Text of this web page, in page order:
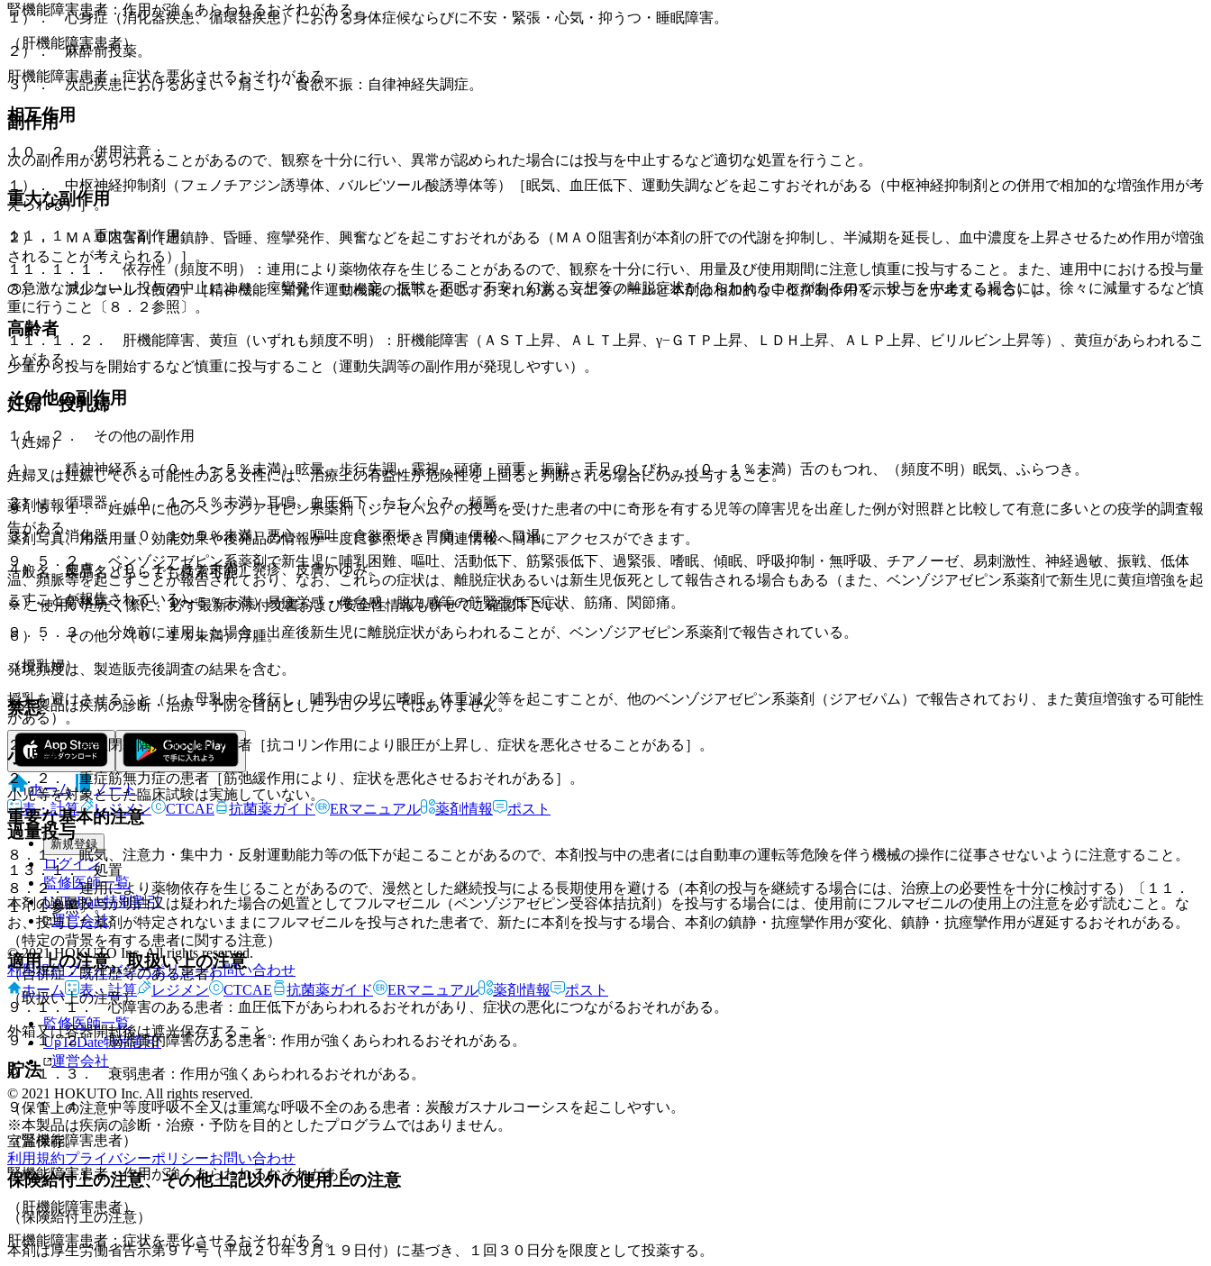
腎機能障害患者：作用が強くあらわれるおそれがある。
（肝機能障害患者）
肝機能障害患者：症状を悪化させるおそれがある。
相互作用
１０．２． 併用注意：
１）． 中枢神経抑制剤（フェノチアジン誘導体、バルビツール酸誘導体等）［眠気、血圧低下、運動失調などを起こすおそれがある（中枢神経抑制剤との併用で相加的な増強作用が考
えられる）］。
２）． ＭＡＯ阻害剤［過鎮静、昏睡、痙攣発作、興奮などを起こすおそれがある（ＭＡＯ阻害剤が本剤の肝での代謝を抑制し、半減期を延長し、血中濃度を上昇させるため作用が増強
されることが考えられる）］。
３）． アルコール（飲酒）［精神機能・知覚・運動機能の低下を起こすおそれがある（エタノールと本剤は相加的な中枢抑制作用を示すことが考えられる）］。
高齢者
少量から投与を開始するなど慎重に投与すること（運動失調等の副作用が発現しやすい）。
妊婦・授乳婦
（妊婦）
妊婦又は妊娠している可能性のある女性には、治療上の有益性が危険性を上回ると判断される場合にのみ投与すること。
９．５．１． 妊娠中に他のベンゾジアゼピン系薬剤（ジアゼパム）の投与を受けた患者の中に奇形を有する児等の障害児を出産した例が対照群と比較して有意に多いとの疫学的調査報
告がある。
９．５．２． ベンゾジアゼピン系薬剤で新生児に哺乳困難、嘔吐、活動低下、筋緊張低下、過緊張、嗜眠、傾眠、呼吸抑制・無呼吸、チアノーゼ、易刺激性、神経過敏、振戦、低体
温、頻脈等を起こすことが報告されており、なお、これらの症状は、離脱症状あるいは新生児仮死として報告される場合もある（また、ベンゾジアゼピン系薬剤で新生児に黄疸増強を起
こすことが報告されている）。
９．５．３． 分娩前に連用した場合、出産後新生児に離脱症状があらわれることが、ベンゾジアゼピン系薬剤で報告されている。
（授乳婦）
授乳を避けさせること（ヒト母乳中へ移行し、哺乳中の児に嗜眠、体重減少等を起こすことが、他のベンゾジアゼピン系薬剤（ジアゼパム）で報告されており、また黄疸増強する可能性
がある）。
小児等
小児等を対象とした臨床試験は実施していない。
過量投与
１３．１． 処置
本剤の過量投与が明白又は疑われた場合の処置としてフルマゼニル（ベンゾジアゼピン受容体拮抗剤）を投与する場合には、使用前にフルマゼニルの使用上の注意を必ず読むこと。な
お、投与した薬剤が特定されないままにフルマゼニルを投与された患者で、新たに本剤を投与する場合、本剤の鎮静・抗痙攣作用が変化、鎮静・抗痙攣作用が遅延するおそれがある。
適用上の注意、取扱い上の注意
（取扱い上の注意）
外箱又は容器開封後は遮光保存すること。
貯法
（保管上の注意）
室温保存。
保険給付上の注意、その他上記以外の使用上の注意
（保険給付上の注意）
本剤は厚生労働省告示第９７号（平成２０年３月１９日付）に基づき、１回３０日分を限度として投薬する。
１）． 心身症（消化器疾患、循環器疾患）における身体症候ならびに不安・緊張・心気・抑うつ・睡眠障害。
２）． 麻酔前投薬。
３）． 次記疾患におけるめまい・肩こり・食欲不振：自律神経失調症。
副作用
次の副作用があらわれることがあるので、観察を十分に行い、異常が認められた場合には投与を中止するなど適切な処置を行うこと。
重大な副作用
１１．１． 重大な副作用
１１．１．１． 依存性（頻度不明）：連用により薬物依存を生じることがあるので、観察を十分に行い、用量及び使用期間に注意し慎重に投与すること。また、連用中における投与量
の急激な減少ないし投与の中止により、痙攣発作、せん妄、振戦、不眠、不安、幻覚、妄想等の離脱症状があらわれることがあるので、投与を中止する場合には、徐々に減量するなど慎
重に行うこと〔８．２参照〕。
１１．１．２． 肝機能障害、黄疸（いずれも頻度不明）：肝機能障害（ＡＳＴ上昇、ＡＬＴ上昇、γ−ＧＴＰ上昇、ＬＤＨ上昇、ＡＬＰ上昇、ビリルビン上昇等）、黄疸があらわれるこ
とがある。
その他の副作用
１１．２． その他の副作用
１）． 精神神経系：（０．１〜５％未満）眩暈、歩行失調、霧視、頭痛・頭重、振戦、手足のしびれ、（０．１％未満）舌のもつれ、（頻度不明）眠気、ふらつき。
２）． 循環器：（０．１〜５％未満）耳鳴、血圧低下、たちくらみ、頻脈。
３）． 消化器：（０．１〜５％未満）悪心・嘔吐、食欲不振、胃痛、便秘、口渇。
４）． 皮膚：（０．１〜５％未満）発疹、皮膚かゆみ。
５）． 骨格筋：（０．１〜５％未満）易疲労感・倦怠感、脱力感等の筋緊張低下症状、筋痛、関節痛。
６）． その他：（０．１％未満）浮腫。
発現頻度は、製造販売後調査の結果を含む。
禁忌
２．１． 急性閉塞隅角緑内障の患者［抗コリン作用により眼圧が上昇し、症状を悪化させることがある］。
２．２． 重症筋無力症の患者［筋弛緩作用により、症状を悪化させるおそれがある］。
重要な基本的注意
８．１． 眠気、注意力・集中力・反射運動能力等の低下が起こることがあるので、本剤投与中の患者には自動車の運転等危険を伴う機械の操作に従事させないように注意すること。
８．２． 連用により薬物依存を生じることがあるので、漫然とした継続投与による長期使用を避ける（本剤の投与を継続する場合には、治療上の必要性を十分に検討する）〔１１．
１．１参照〕。
（特定の背景を有する患者に関する注意）
（合併症・既往歴等のある患者）
９．１．１． 心障害のある患者：血圧低下があらわれるおそれがあり、症状の悪化につながるおそれがある。
９．１．２． 脳器質的障害のある患者：作用が強くあらわれるおそれがある。
９．１．３． 衰弱患者：作用が強くあらわれるおそれがある。
９．１．４． 中等度呼吸不全又は重篤な呼吸不全のある患者：炭酸ガスナルコーシスを起こしやすい。
（腎機能障害患者）
腎機能障害患者：作用が強くあらわれるおそれがある。
（肝機能障害患者）
肝機能障害患者：症状を悪化させるおそれがある。
薬剤情報
薬剤写真、用法用量、効能効果や後発品の情報が一度に参照でき、関連情報へ簡単にアクセスができます。
一般名、製品名どちらでも検索可能！
※ ご使用いただく際に、必ず最新の添付文書および安全性情報も併せてご確認下さい。
※本製品は疾病の診断・治療・予防を目的としたプログラムではありません。
ホーム
ノート
表・計算
レジメン CTCAE 抗菌薬ガイド ERマニュアル 薬剤情報 ポスト
新規登録
ログイン
監修医師一覧
UpToDate特別割引
運営会社
© 2021 HOKUTO Inc. All rights reserved.
利用規約プライバシーポリシーお問い合わせ
ホーム
表・計算 レジメン CTCAE 抗菌薬ガイド ERマニュアル 薬剤情報 ポスト
監修医師一覧
UpToDate特別割引
運営会社
© 2021 HOKUTO Inc. All rights reserved.
※本製品は疾病の診断・治療・予防を目的としたプログラムではありません。
利用規約プライバシーポリシーお問い合わせ